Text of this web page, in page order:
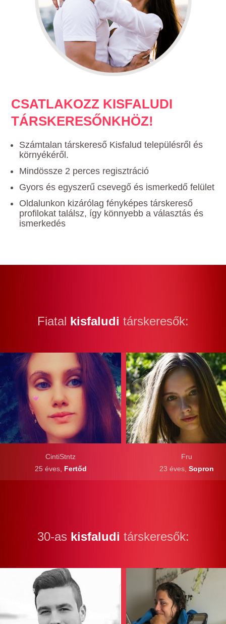
CSATLAKOZZ KISFALUDI
TÁRSKERESŐNKHÖZ!
Számtalan társkereső Kisfalud településről és
környékéről.
Mindössze 2 perces regisztráció
Gyors és egyszerű csevegő és ismerkedő felület
Oldalunkon kizárólag fényképes társkereső
profilokat találsz, így könnyebb a választás és
ismerkedés
Fiatal kisfaludi társkeresők:
CintiStntz
25 éves, Fertőd
Fru
23 éves, Sopron
30-as kisfaludi társkeresők: